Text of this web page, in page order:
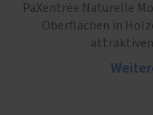
PaXentrée Naturelle
Oberflächen in